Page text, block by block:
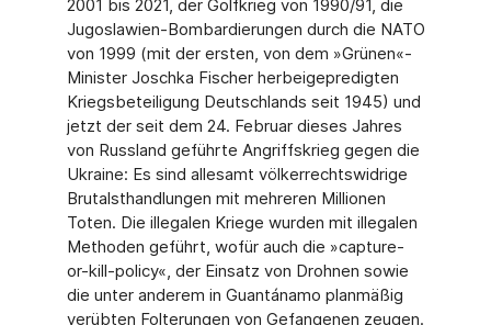
2001 bis 2021, der Golfkrieg von 1990/91, die
Jugosla­wien-Bombardierungen durch die NATO
von 1999 (mit der ersten, von dem »Grünen«-
Minister Joschka Fischer herbeigepredigten
Kriegsbeteiligung Deutschlands seit 1945) und
jetzt der seit dem 24. Februar dieses Jahres
von Russland geführte Angriffskrieg gegen die
Ukraine: Es sind allesamt völkerrechtswidrige
Brutalsthandlungen mit mehreren Millionen
Toten. Die illegalen Kriege wurden mit illegalen
Methoden geführt, wofür auch die »capture-
or-kill-policy«, der Einsatz von Drohnen sowie
die unter anderem in Guantánamo planmäßig
verübten Folterungen von Gefangenen zeugen.